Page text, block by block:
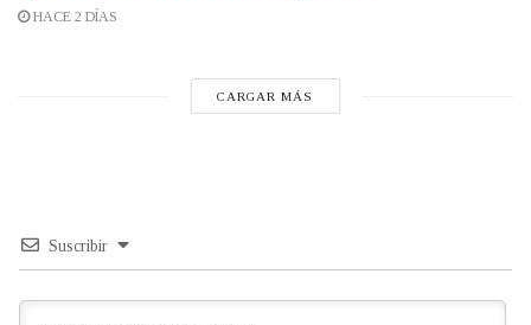
HACE 2 DÍAS
CARGAR MÁS
Suscribir